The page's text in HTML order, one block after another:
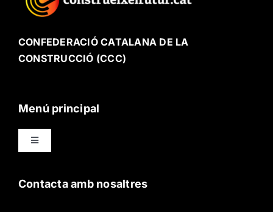
CONFEDERACIÓ CATALANA DE LA
CONSTRUCCIÓ (CCC)
Menú principal
Toggle
Navigation
Contacta amb nosaltres